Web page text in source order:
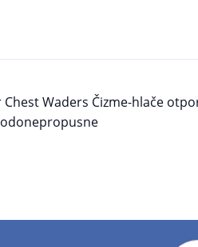
Chest Waders Čizme-hlače